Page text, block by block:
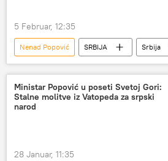
5 Februar, 12:35
Nenad Popović SRBIJA
Srbija
Srbija – društvo
Srbija – politika
Rusija
vakcina
Ministar Popović u poseti Svetoj Gori:
Stalne molitve iz Vatopeda za srpski
narod
28 Januar, 11:35